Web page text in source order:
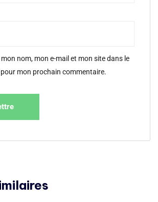
nom, mon e-mail et mon site dans le
mon prochain commentaire.